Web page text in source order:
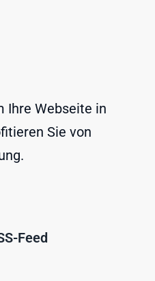
Ihre Webseite in
Sie von
Feed